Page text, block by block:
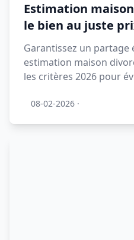
Estimation
le bien au juste
Garantissez un partage
estimation maison
les critères 2026 pour
08-02-2026 ·